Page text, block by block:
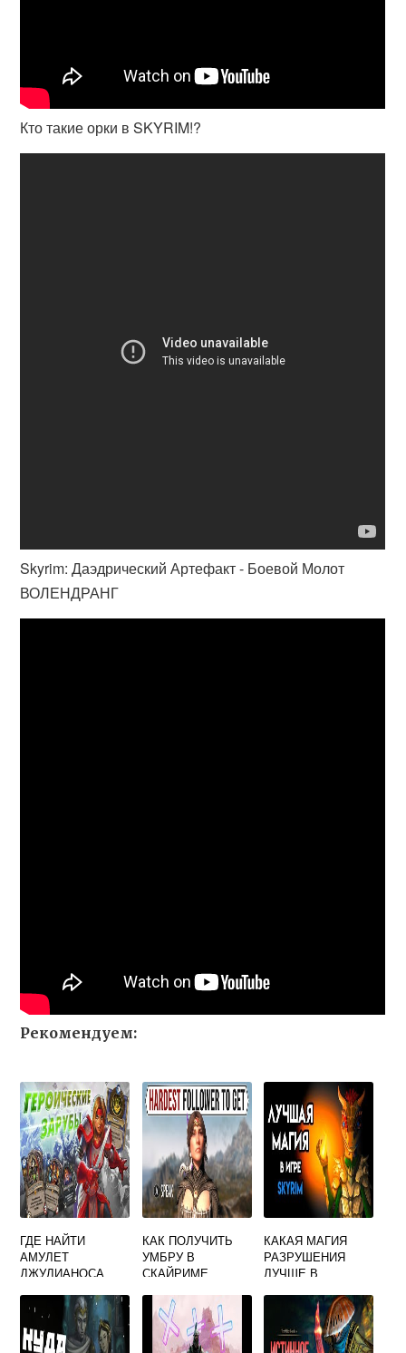
Кто такие орки в SKYRIM!?
Skyrim: Даэдрический Артефакт - Боевой Молот
ВОЛЕНДРАНГ
Рекомендуем:
ГДЕ НАЙТИ
АМУЛЕТ
ДЖУЛИАНОСА
КАК ПОЛУЧИТЬ
УМБРУ В
СКАЙРИМЕ
КАКАЯ МАГИЯ
РАЗРУШЕНИЯ
ЛУЧШЕ В